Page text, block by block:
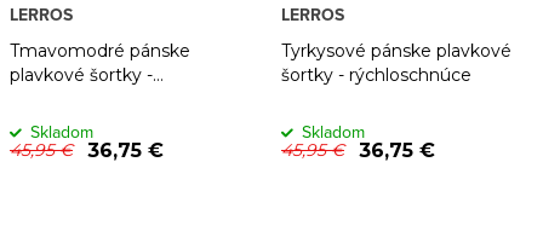
o
v
k
t
v
Tmavomodré pánske
plavkové šortky -
LERROS
45,95 € 36,75 €
Skladom
Tyrkysové pánske plavkové
šortky - rýchloschnúce
LERROS
45,95 € 36,75 €
Skladom